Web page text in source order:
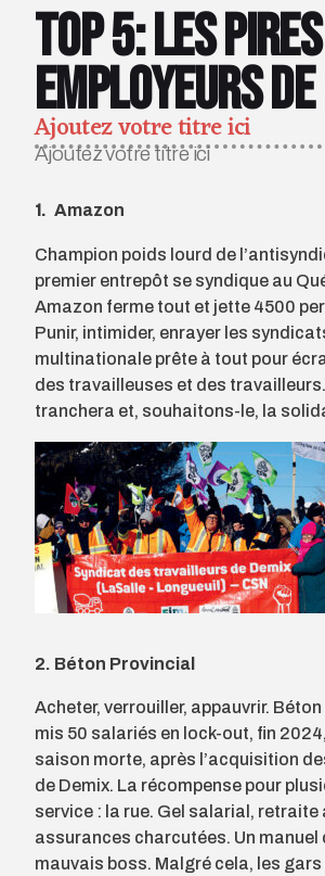
TOP 5: les pires
employeurs
Ajoutez votre titre ici
Ajoutez votre titre ici
1. Amazon
Champion poids lourd de
premier entrepôt se syndique au
Amazon ferme tout et jette 4500
Punir, intimider, enrayer les
multinationale prête à tout pour
des travailleuses et des travailleurs.
tranchera et, souhaitons-le, la
2. Béton Provincial
Acheter, verrouiller, appauvrir.
mis 50 salariés en lock-out, fin
saison morte, après l’acquisition
de Demix. La récompense pour
service : la rue. Gel salarial, retraite
assurances charcutées. Un manuel
mauvais boss. Malgré cela, les